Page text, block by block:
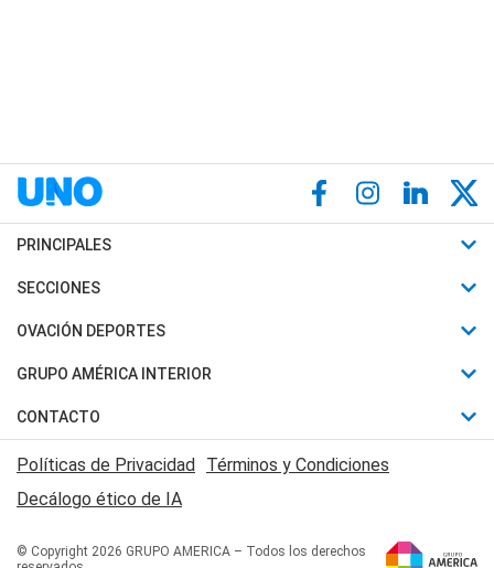
PRINCIPALES
Últimas Noticias
Política
Judiciales
Economia
SECCIONES
Horóscopo
Motores
Trucos caseros
Series y Películas
Edictos y Solicitadas
OVACIÓN DEPORTES
Fútbol
Mundial
Automovilismo
Rugby
Básquet
GRUPO AMÉRICA INTERIOR
Canal 7 en Vivo
San Juan 8
CONTACTO
Acerca de Nosotros
Contactanos
Políticas de Privacidad Términos y Condiciones
Decálogo ético de IA
© Copyright 2026 GRUPO AMERICA – Todos los derechos